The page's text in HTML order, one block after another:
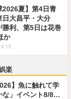
2026夏】第4日青
日大昌平・大分
勝利、第5日は花巻
か
楽
】魚に触れて学
な」イベント8/8…